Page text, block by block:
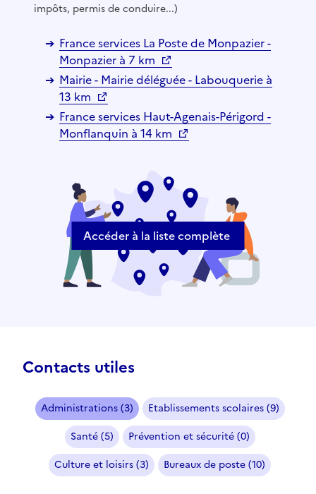
impôts, permis de conduire...)
France services La Poste de Monpazier -
Monpazier à 7 km
Mairie - Mairie déléguée - Labouquerie à
13 km
France services Haut-Agenais-Périgord -
Monflanquin à 14 km
Accéder à la liste complète
Contacts utiles
Administrations (3)
Etablissements scolaires (9)
Santé (5)
Prévention et sécurité (0)
Culture et loisirs (3)
Bureaux de poste (10)